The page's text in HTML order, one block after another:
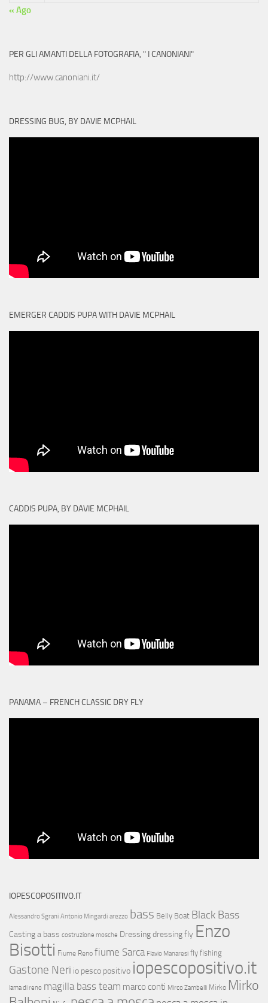
« Ago
PER GLI AMANTI DELLA FOTOGRAFIA, " I CANONIANI"
http://www.canoniani.it/
DRESSING BUG, BY DAVIE MCPHAIL
EMERGER CADDIS PUPA WITH DAVIE MCPHAIL
CADDIS PUPA, BY DAVIE MCPHAIL
PANAMA – FRENCH CLASSIC DRY FLY
IOPESCOPOSITIVO.IT
Alessandro Sgrani Antonio Mingardi arezzo bass Belly Boat Black Bass
Casting a bass costruzione mosche Dressingdressing fly Enzo
Bisotti Fiume Reno fiume Sarca Flavio Manaresi fly fishing
Gastone Neri io pesco positivo iopescopositivo.it
lama di reno magilla bass team marco conti Mirco Zambelli Mirko Mirko